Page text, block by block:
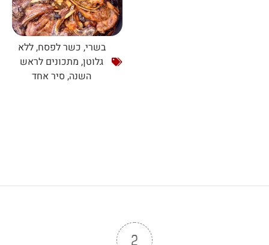
בשרי, כשר לפסח,ללא
גלוטן, מתכונים לראש
השנה, סיר אחד
2